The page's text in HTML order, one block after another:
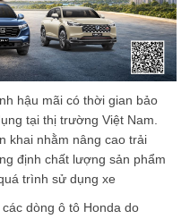
hậu mãi có thời gian bảo
tại thị trường Việt Nam.
khai nhằm nâng cao trải
định chất lượng sản phẩm
trình sử dụng xe
dòng ô tô Honda do